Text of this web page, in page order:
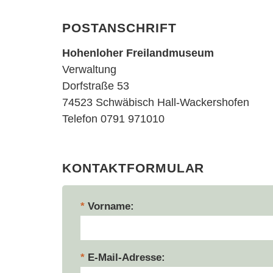
Postanschrift
Hohenloher Freilandmuseum
Verwaltung
Dorfstraße 53
74523 Schwäbisch Hall-Wackershofen
Telefon 0791 971010
Kontaktformular
Vorname
E-Mail-Adresse